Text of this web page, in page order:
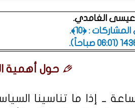
عيسى الغامدي.
: ﴿10﴾.
صباحاً)
.
حول أهمية
ــ إذا ما تناسينا